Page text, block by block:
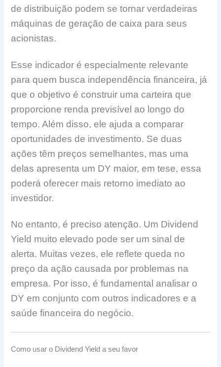
de distribuição podem se tornar verdadeiras
máquinas de geração de caixa para seus
acionistas.
Esse indicador é especialmente relevante
para quem busca independência financeira, já
que o objetivo é construir uma carteira que
proporcione renda previsível ao longo do
tempo. Além disso, ele ajuda a comparar
oportunidades de investimento. Se duas
ações têm preços semelhantes, mas uma
delas apresenta um DY maior, em tese, essa
poderá oferecer mais retorno imediato ao
investidor.
No entanto, é preciso atenção. Um Dividend
Yield muito elevado pode ser um sinal de
alerta. Muitas vezes, ele reflete queda no
preço da ação causada por problemas na
empresa. Por isso, é fundamental analisar o
DY em conjunto com outros indicadores e a
saúde financeira do negócio.
Como usar o Dividend Yield a seu favor